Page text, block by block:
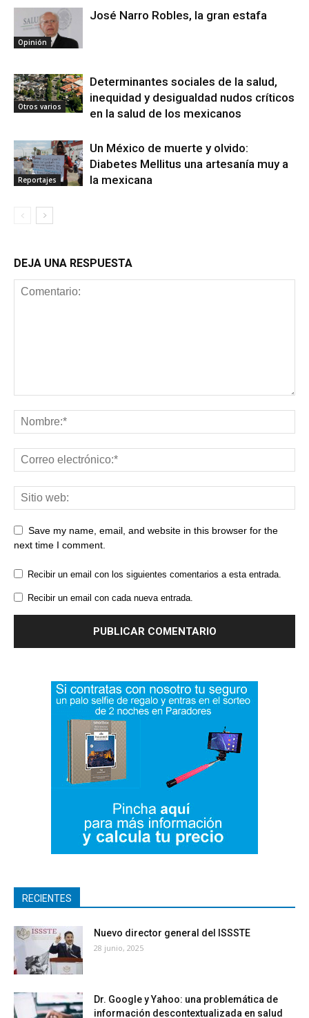
Opinión
José Narro Robles, la gran estafa
Otros varios
Determinantes sociales de la salud,
inequidad y desigualdad nudos críticos
en la salud de los mexicanos
Reportajes
Un México de muerte y olvido:
Diabetes Mellitus una artesanía muy a
la mexicana
DEJA UNA RESPUESTA
Save my name, email, and website in this browser for the
next time I comment.
Recibir un email con los siguientes comentarios a esta entrada.
Recibir un email con cada nueva entrada.
RECIENTES
Nuevo director general del ISSSTE
28 junio, 2025
Dr. Google y Yahoo: una problemática de
información descontextualizada en salud